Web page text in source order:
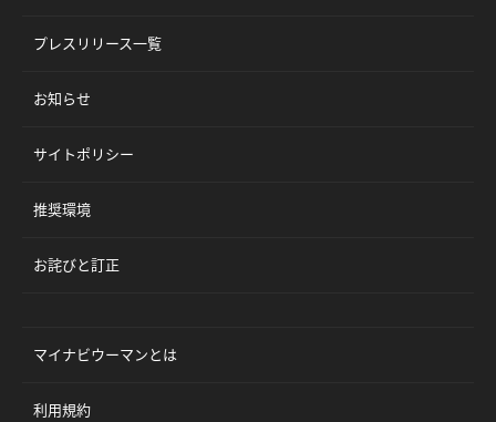
プレスリリース一覧
お知らせ
サイトポリシー
推奨環境
お詫びと訂正
マイナビウーマンとは
利用規約